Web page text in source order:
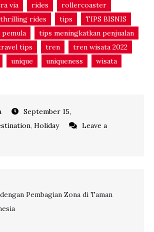
via rides
rollercoaster
thrilling rides tips
TIPS BISNIS
tips meningkatkan penjualan
tips tren
tren wisata 2022
unique uniqueness
wisata
September 15,
, Holiday
Leave a
Pembagian Zona di Taman